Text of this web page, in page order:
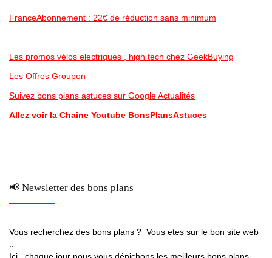
FranceAbonnement : 22€ de réduction sans minimum
Les promos vélos electriques , high tech chez GeekBuying
Les Offres Groupon
Suivez bons plans astuces sur Google Actualités
Allez voir la Chaine Youtube BonsPlansAstuces
📢 Newsletter des bons plans
Vous recherchez des bons plans ? Vous etes sur le bon site web
Ici , chaque jour nous vous dénichons les meilleurs bons plans ,